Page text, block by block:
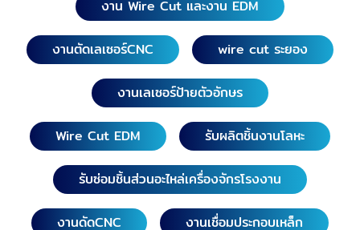
สุโขทัย, สุพรรณบุรี, สระบุรี, ลพบุรี, สมุทรปราการ,
อ่างทอง, อุทัยธานี, กำแพงเพชร, ชัยนาท, นครนายก,
นครปฐม, นครสวรรค์, โรงกลึงระยองรับงานผลิตด่วน
เชียงใหม่, เชียงราย, น่าน, พะเยา, แพร่, แม่ฮ่องสอน,
ลำปาง, ลำพูน, อุตรดิตถ์ พิจิตร, พิษณุโลก, เพชรบูรณ์,
สระแก้ว, จันทบุรี, ฉะเชิงเทรา, กาญจนบุรี, ตาก,
ประจวบคีรีขันธ์, เพชรบุรี, ราชบุรี โรงกลึงระยองรับงาน
ผลิตด่วน ขอนแก่น, ชัยภูมิ, นครพนม, นครราชสีมา,
กาฬสินธุ์, บึงกาฬ, บุรีรัมย์, มหาสารคาม, มุกดาหาร,
ยโสธร, ร้อยเอ็ด, เลย, สกลนคร, สุรินทร์, ศรีสะเกษ,
งาน Wire Cut และงาน EDM
งานตัดเลเซอร์CNC wire cut ระยอง
งานเลเซอร์ป้ายตัวอักษร
Wire Cut EDM รับผลิตชิ้นงานโลหะ
รับซ่อมชิ้นส่วนอะไหล่เครื่องจักรโรงงาน
งานดัดCNC งานเชื่อมประกอบเหล็ก